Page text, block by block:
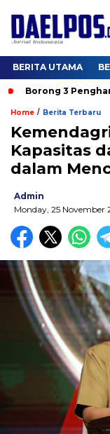
BERITA UTAMA
Borong 3
Home / Berita Terbaru
Kapasitas
dalam
Admin
Monday, 25 November